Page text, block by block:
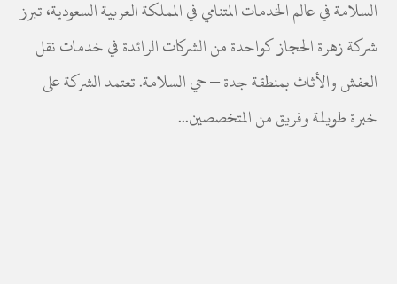
السلامة في عالم الخدمات المتنامي في المملكة العربية السعودية، تبرز
شركة زهرة الحجاز كواحدة من الشركات الرائدة في خدمات نقل
العفش والأثاث بمنطقة جدة – حي السلامة. تعتمد الشركة على
خبرة طويلة وفريق من المتخصصين...